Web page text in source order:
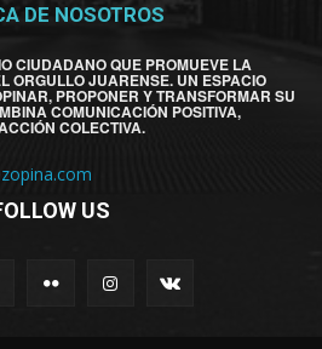
DE NOSOTROS
CIUDADANO QUE PROMUEVE LA
ORGULLO JUARENSE. UN ESPACIO
PROPONER Y TRANSFORMAR SU
COMUNICACIÓN POSITIVA,
COLECTIVA.
US